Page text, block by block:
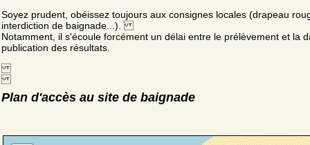
Soyez prudent, obéissez toujours aux consignes locales (drapeau
interdiction de baignade...).
Notamment, il s'écoule forcément un délai entre le prélèvement et la
publication des résultats.
Plan d'accès au site de baignade